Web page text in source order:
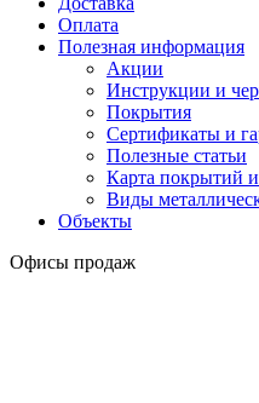
Оплата
Полезная информация
Акции
Инструкции и
Покрытия
Сертификаты и
Полезные статьи
Карта покрытий
Виды
Объекты
Офисы продаж